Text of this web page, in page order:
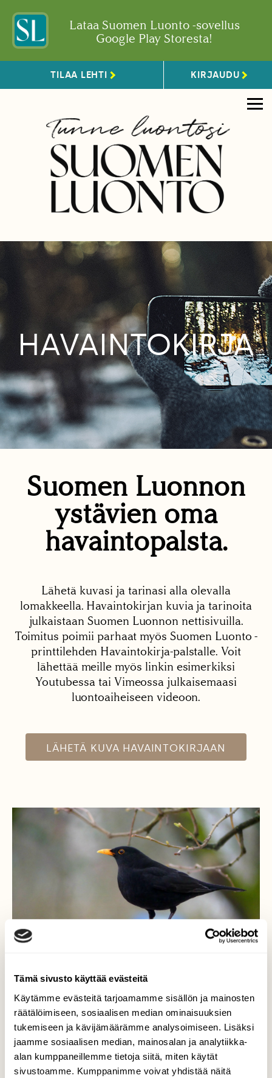
Tämä sivusto käyttää evästeitä
Käytämme evästeitä tarjoamamme sisällön ja mainosten
räätälöimiseen, sosiaalisen median ominaisuuksien
tukemiseen ja kävijämäärämme analysoimiseen. Lisäksi
jaamme sosiaalisen median, mainosalan ja analytiikka-
alan kumppaneillemme tietoja siitä, miten käytät
sivustoamme. Kumppanimme voivat yhdistää näitä
Lataa Suomen Luonto -sovellus
Google Play Storesta!
TILAA LEHTI KIRJAUDU
HAVAINTOKIRJA
Suomen Luonnon
ystävien oma
havaintopalsta.
Lähetä kuvasi ja tarinasi alla olevalla
lomakkeella. Havaintokirjan kuvia ja tarinoita
julkaistaan Suomen Luonnon nettisivuilla.
Toimitus poimii parhaat myös Suomen Luonto -
printtilehden Havaintokirja-palstalle. Voit
lähettää meille myös linkin esimerkiksi
Youtubessa tai Vimeossa julkaisemaasi
luontoaiheiseen videoon.
LÄHETÄ KUVA HAVAINTOKIRJAAN
Mustarastas kiviaidalla